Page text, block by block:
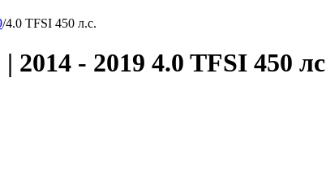
/4.0 TFSI 450 л.с.
- 2019 4.0 TFSI 450 лс